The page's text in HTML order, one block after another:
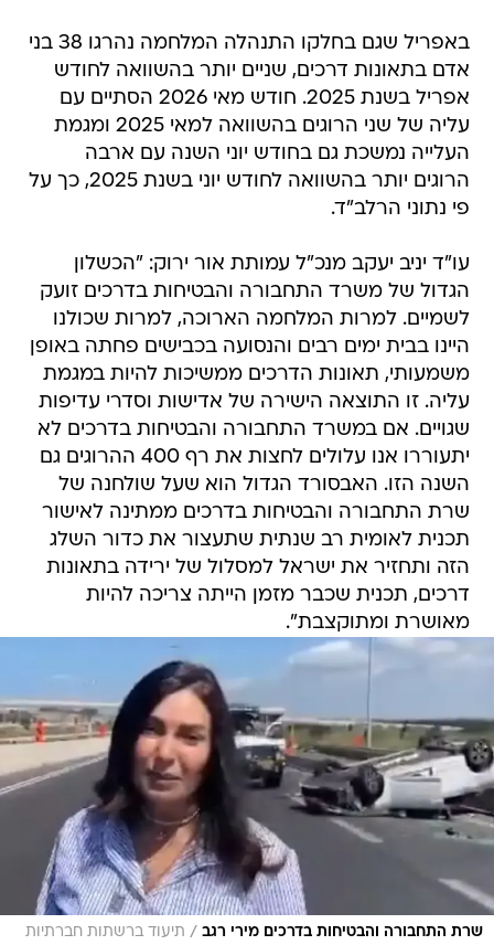
באפריל שגם בחלקו התנהלה המלחמה נהרגו 38 בני
אדם בתאונות דרכים, שניים יותר בהשוואה לחודש
אפריל בשנת 2025. חודש מאי 2026 הסתיים עם
עליה של שני הרוגים בהשוואה למאי 2025 ומגמת
העלייה נמשכת גם בחודש יוני השנה עם ארבה
הרוגים יותר בהשוואה לחודש יוני בשנת 2025, כך על
פי נתוני הרלב"ד.
עו"ד יניב יעקב מנכ"ל עמותת אור ירוק: "הכשלון
הגדול של משרד התחבורה והבטיחות בדרכים זועק
לשמיים. למרות המלחמה הארוכה, למרות שכולנו
היינו בבית ימים רבים והנסועה בכבישים פחתה באופן
משמעותי, תאונות הדרכים ממשיכות להיות במגמת
עליה. זו התוצאה הישירה של אדישות וסדרי עדיפות
שגויים. אם במשרד התחבורה והבטיחות בדרכים לא
יתעוררו אנו עלולים לחצות את רף 400 ההרוגים גם
השנה הזו. האבסורד הגדול הוא שעל שולחנה של
שרת התחבורה והבטיחות בדרכים ממתינה לאישור
תכנית לאומית רב שנתית שתעצור את כדור השלג
הזה ותחזיר את ישראל למסלול של ירידה בתאונות
דרכים, תכנית שכבר מזמן הייתה צריכה להיות
מאושרת ומתוקצבת".
שרת התחבורה והבטיחות בדרכים מירי רגב / תיעוד ברשתות חברתיות